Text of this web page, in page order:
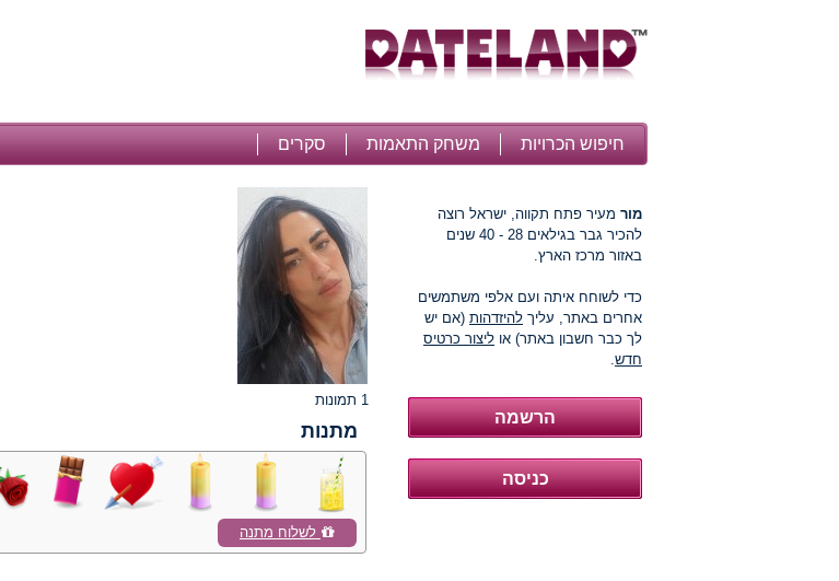
חיפוש הכרויות משחק התאמות סקרים
מור מעיר פתח תקווה, ישראל רוצה
להכיר גבר בגילאים 28 - 40 שנים
באזור מרכז הארץ.
כדי לשוחח איתה ועם אלפי משתמשים
אחרים באתר, עליך להיזדהות (אם יש
לך כבר חשבון באתר) או ליצור כרטיס
חדש.
1 תמונות
מתנות
לשלוח מתנה